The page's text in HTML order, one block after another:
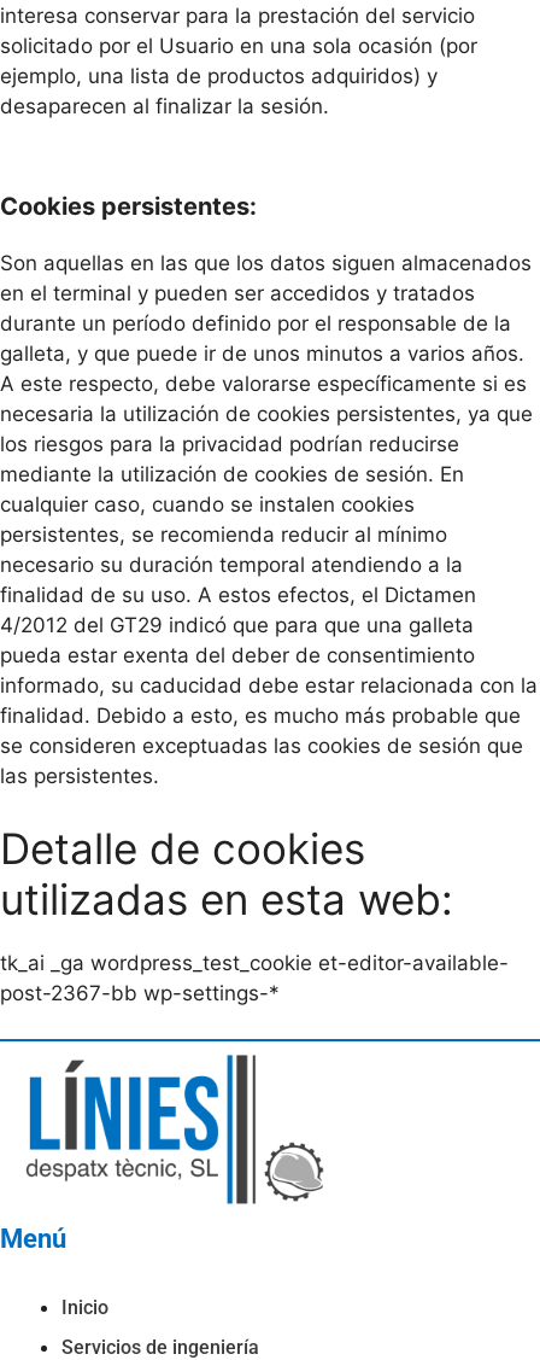
interesa conservar para la prestación del servicio
solicitado por el Usuario en una sola ocasión (por
ejemplo, una lista de productos adquiridos) y
desaparecen al finalizar la sesión.
Cookies persistentes:
Son aquellas en las que los datos siguen almacenados
en el terminal y pueden ser accedidos y tratados
durante un período definido por el responsable de la
galleta, y que puede ir de unos minutos a varios años.
A este respecto, debe valorarse específicamente si es
necesaria la utilización de cookies persistentes, ya que
los riesgos para la privacidad podrían reducirse
mediante la utilización de cookies de sesión. En
cualquier caso, cuando se instalen cookies
persistentes, se recomienda reducir al mínimo
necesario su duración temporal atendiendo a la
finalidad de su uso. A estos efectos, el Dictamen
4/2012 del GT29 indicó que para que una galleta
pueda estar exenta del deber de consentimiento
informado, su caducidad debe estar relacionada con la
finalidad. Debido a esto, es mucho más probable que
se consideren exceptuadas las cookies de sesión que
las persistentes.
Detalle de cookies
utilizadas en esta web:
tk_ai
_ga wordpress_test_cookie et-editor-available-
post-2367-bb wp-settings-*
Menú
Inicio
Servicios de ingeniería